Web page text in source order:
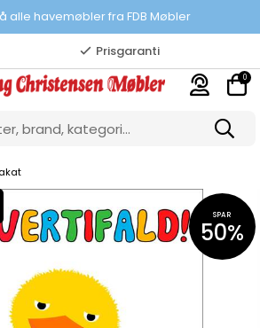
alle havemøbler fra FDB Møbler
100% danskejet webshop
Prisgaranti
10.000 m2 showroom
Gratis & gode parkeringsforhold
0
SPAR
50%